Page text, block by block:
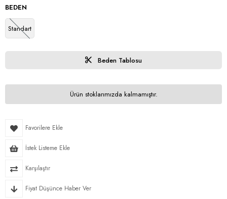
BEDEN
Standart
Beden Tablosu
Ürün stoklarımızda kalmamıştır.
Favorilere Ekle
İstek Listeme Ekle
Karşılaştır
Fiyat Düşünce Haber Ver